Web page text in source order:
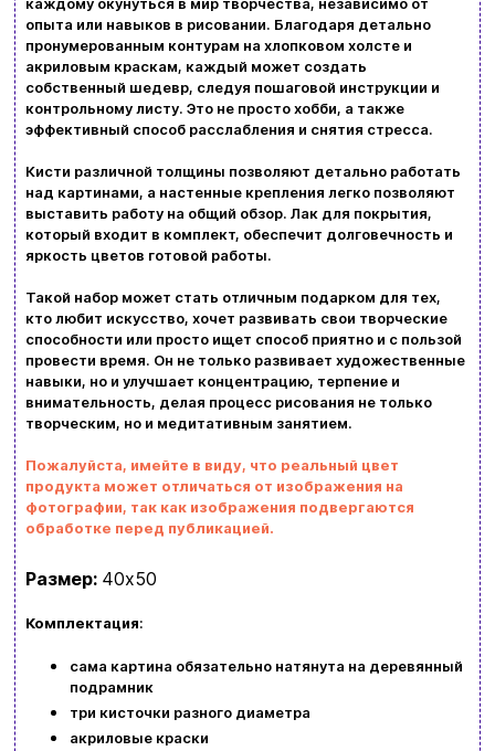
опыта или навыков в рисовании. Благодаря детально
пронумерованным контурам на хлопковом холсте и
акриловым краскам, каждый может создать
собственный шедевр, следуя пошаговой инструкции и
контрольному листу. Это не просто хобби, а также
эффективный способ расслабления и снятия стресса.
Кисти различной толщины позволяют детально работать
над картинами, а настенные крепления легко позволяют
выставить работу на общий обзор. Лак для покрытия,
который входит в комплект, обеспечит долговечность и
яркость цветов готовой работы.
Такой набор может стать отличным подарком для тех,
кто любит искусство, хочет развивать свои творческие
способности или просто ищет способ приятно и с пользой
провести время. Он не только развивает художественные
навыки, но и улучшает концентрацию, терпение и
внимательность, делая процесс рисования не только
творческим, но и медитативным занятием.
Пожалуйста, имейте в виду, что реальный цвет
продукта может отличаться от изображения на
фотографии, так как изображения подвергаются
обработке перед публикацией.
Размер: 40х50
Комплектация:
сама картина обязательно натянута на деревянный
подрамник
три кисточки разного диаметра
акриловые краски
Доставка и оплата
Новости и статьи
Возврат и обмен товаров
Политика конфиденциальности
Контакты
+380996393746
+380634324164
Заказать звонок
kubix.boardgames@gmail.com
Язык сайта:
UAㅤ RU
Просмотрите ассортимент нашего магазина и
вы обязательно найдете что-нибудь